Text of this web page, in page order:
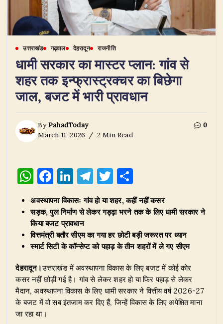
उत्तराखंड गढ़वाल देहरादून राजनीति
धामी सरकार का मास्टर प्लान: गांव से
शहर तक इन्फ्रास्ट्रक्चर का बिछेगा
जाल, बजट में भारी प्रावधान
ByPahadToday
March 11, 2026
2 Min Read
0
W
at
s
A
p
p
F
c
e
b
o
o
k
Li
k
e
dI
n
T
el
e
ra
m
T
it
r
h
ar
अवस्थापना विकासः गांव हो या शहर, कहीं नहीं कसर
सड़क, पुल निर्माण से लेकर गड्ढ़ा भरने तक के लिए धामी सरकार ने
किया बजट प्रावधान
वित्तमंत्री बतौर सीएम का गया हर छोटी बड़ी जरूरत पर ध्यान
स्मार्ट सिटी के कॉन्सेप्ट को पहाड़ के तीन शहरों में ले गए सीएम
देहरादून।उत्तराखंड में अवस्थापना विकास के लिए बजट में कोई कोर
कसर नहीं छोड़ी गई है। गांव से लेकर शहर हो या फिर पहाड़ से लेकर
मैदान, अवस्थापना विकास के लिए धामी सरकार ने वित्तीय वर्ष 2026-27
के बजट में वो सब इंतजाम कर दिए हैं, जिन्हें विकास के लिए अपेक्षित माना
जा रहा था।